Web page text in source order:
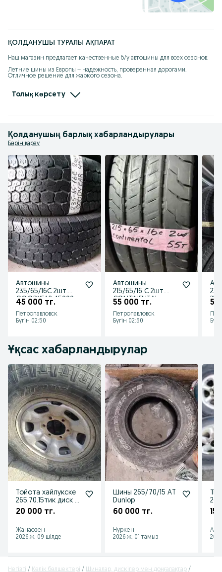
ҚОЛДАНУШЫ ТУРАЛЫ АҚПАРАТ
Наш магазин предлагает качественные б/у автошины для всех сезонов:
Летние шины из Европы – надежность, проверенная дорогами.
Отличное решение для жаркого сезона.
безопасность на зимних дорогах.
Ваша уверенность на дороге начинается с наших шин!
Толық көрсету
Қолданушың барлық хабарландырулары
Бәрін қарау
Автошины
235/65/16С 2шт.
GOODYEAR.45000т
45 000 тг.
Петропавловск
Бүгін 02:50
Автошины
215/65/16 С 2шт.
CONTINENTAL
55 000 тг.
Петропавловск
Бүгін 02:50
55
Ұқсас хабарландырулар
Тойота хайлукске
265,70.15тик диск с
покрышками
20 000 тг.
Жанаозен
2026 ж. 09 шілде
Шины 265/70/15 AT
Dunlop
60 000 тг.
Нуркен
2026 ж. 01 тамыз
Негізгі Көлік бөлшектері Шиналар, дискілер мен доңғалақтар